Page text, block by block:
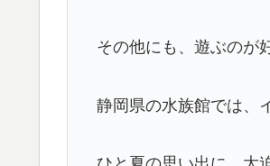
その他にも、遊ぶのが
静岡県の水族館では、